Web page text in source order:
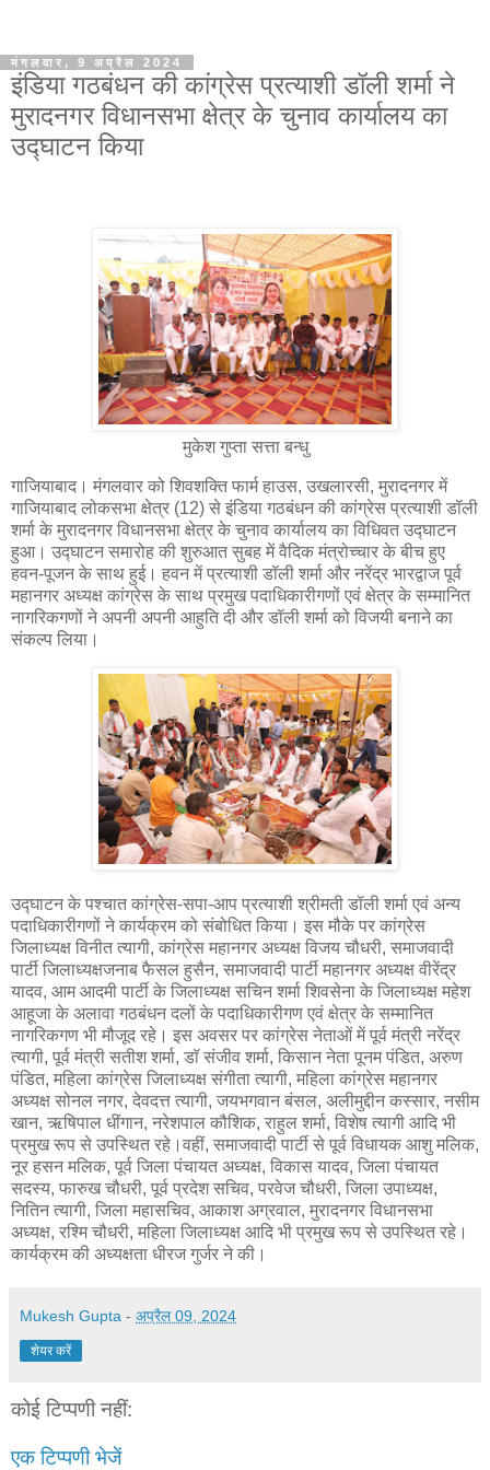
मंगलवार, 9 अप्रैल 2024
इंडिया गठबंधन की कांग्रेस प्रत्याशी डॉली शर्मा ने
मुरादनगर विधानसभा क्षेत्र के चुनाव कार्यालय का
उद्घाटन किया
मुकेश गुप्ता सत्ता बन्धु
गाजियाबाद। मंगलवार को शिवशक्ति फार्म हाउस, उखलारसी, मुरादनगर में
गाजियाबाद लोकसभा क्षेत्र (12) से इंडिया गठबंधन की कांग्रेस प्रत्याशी डॉली
शर्मा के मुरादनगर विधानसभा क्षेत्र के चुनाव कार्यालय का विधिवत उद्घाटन
हुआ। उद्घाटन समारोह की शुरुआत सुबह में वैदिक मंत्रोच्चार के बीच हुए
हवन-पूजन के साथ हुई। हवन में प्रत्याशी डॉली शर्मा और नरेंद्र भारद्वाज पूर्व
महानगर अध्यक्ष कांग्रेस के साथ प्रमुख पदाधिकारीगणों एवं क्षेत्र के सम्मानित
नागरिकगणों ने अपनी अपनी आहुति दी और डॉली शर्मा को विजयी बनाने का
संकल्प लिया।
उद्घाटन के पश्चात कांग्रेस-सपा-आप प्रत्याशी श्रीमती डॉली शर्मा एवं अन्य
पदाधिकारीगणों ने कार्यक्रम को संबोधित किया। इस मौके पर कांग्रेस
जिलाध्यक्ष विनीत त्यागी, कांग्रेस महानगर अध्यक्ष विजय चौधरी, समाजवादी
पार्टी जिलाध्यक्षजनाब फैसल हुसैन, समाजवादी पार्टी महानगर अध्यक्ष वीरेंद्र
यादव, आम आदमी पार्टी के जिलाध्यक्ष सचिन शर्मा शिवसेना के जिलाध्यक्ष महेश
आहूजा के अलावा गठबंधन दलों के पदाधिकारीगण एवं क्षेत्र के सम्मानित
नागरिकगण भी मौजूद रहे। इस अवसर पर कांग्रेस नेताओं में पूर्व मंत्री नरेंद्र
त्यागी, पूर्व मंत्री सतीश शर्मा, डॉ संजीव शर्मा, किसान नेता पूनम पंडित, अरुण
पंडित, महिला कांग्रेस जिलाध्यक्ष संगीता त्यागी, महिला कांग्रेस महानगर
अध्यक्ष सोनल नगर, देवदत्त त्यागी, जयभगवान बंसल, अलीमुद्दीन कस्सार, नसीम
खान, ऋषिपाल धींगान, नरेशपाल कौशिक, राहुल शर्मा, विशेष त्यागी आदि भी
प्रमुख रूप से उपस्थित रहे।वहीं, समाजवादी पार्टी से पूर्व विधायक आशु मलिक,
नूर हसन मलिक, पूर्व जिला पंचायत अध्यक्ष, विकास यादव, जिला पंचायत
सदस्य, फारुख चौधरी, पूर्व प्रदेश सचिव, परवेज चौधरी, जिला उपाध्यक्ष,
नितिन त्यागी, जिला महासचिव, आकाश अग्रवाल, मुरादनगर विधानसभा
अध्यक्ष, रश्मि चौधरी, महिला जिलाध्यक्ष आदि भी प्रमुख रूप से उपस्थित रहे।
कार्यक्रम की अध्यक्षता धीरज गुर्जर ने की।
Mukesh Gupta - अप्रैल 09, 2024
शेयर करें
कोई टिप्पणी नहीं:
एक टिप्पणी भेजें